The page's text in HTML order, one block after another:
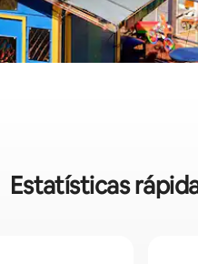
Estatísticas